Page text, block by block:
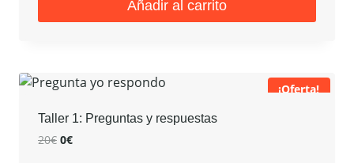
20€.5€.
Añadir al carrito
¡Oferta!
Taller 1: Preguntas y respuestas
20€ El
0€El